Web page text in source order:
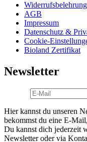
Widerrufsbelehrung
AGB
Impressum
Datenschutz &
Cookie-
Bioland Zertifikat
Newsletter
Hier kannst du unseren
bekommst du eine E-
Du kannst dich jederzeit
Newsletter oder via